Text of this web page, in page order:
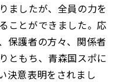
ましたが、全員の力を
ことができました。応
保護者の方々、関係者
ともち、青森国スポに
決意表明をされまし